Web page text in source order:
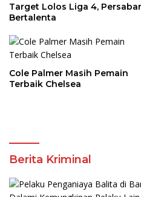
Target Lolos Liga 4,
Bertalenta
Cole Palmer Masih Pemain
Terbaik Chelsea
Berita Kriminal